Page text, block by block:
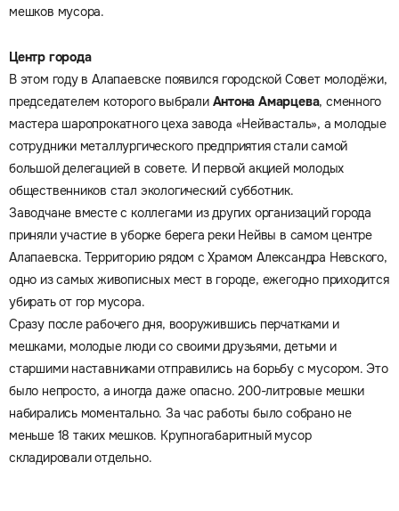
мешков мусора.
Центр города
В этом году в Алапаевске появился городской Совет молодёжи,
председателем которого выбрали Антона Амарцева, сменного
мастера шаропрокатного цеха завода «Нейвасталь», а молодые
сотрудники металлургического предприятия стали самой
большой делегацией в совете. И первой акцией молодых
общественников стал экологический субботник.
Заводчане вместе с коллегами из других организаций города
приняли участие в уборке берега реки Нейвы в самом центре
Алапаевска. Территорию рядом с Храмом Александра Невского,
одно из самых живописных мест в городе, ежегодно приходится
убирать от гор мусора.
Сразу после рабочего дня, вооружившись перчатками и
мешками, молодые люди со своими друзьями, детьми и
старшими наставниками отправились на борьбу с мусором. Это
было непросто, а иногда даже опасно. 200-литровые мешки
набирались моментально. За час работы было собрано не
меньше 18 таких мешков. Крупногабаритный мусор
складировали отдельно.